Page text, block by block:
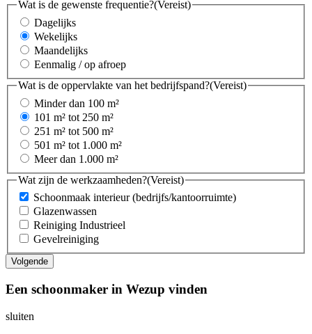
Wat is de gewenste frequentie?(Vereist)
Dagelijks
Wekelijks
Maandelijks
Eenmalig / op afroep
Wat is de oppervlakte van het bedrijfspand?(Vereist)
Minder dan 100 m²
101 m² tot 250 m²
251 m² tot 500 m²
501 m² tot 1.000 m²
Meer dan 1.000 m²
Wat zijn de werkzaamheden?(Vereist)
Schoonmaak interieur (bedrijfs/kantoorruimte)
Glazenwassen
Reiniging Industrieel
Gevelreiniging
Een schoonmaker in Wezup vinden
sluiten